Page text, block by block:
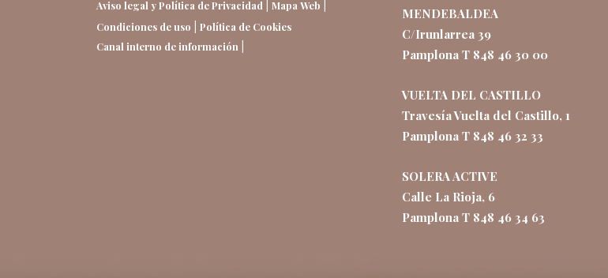
Aviso legal y Política de Privacidad Mapa Web
Condiciones de uso
Política de Cookies
Canal interno de información
MENDEBALDEA
C/Irunlarrea 39
Pamplona T 848 46 30 00
VUELTA DEL CASTILLO
Travesía Vuelta del Castillo, 1
Pamplona T 848 46 32 33
SOLERA ACTIVE
Calle La Rioja, 6
Pamplona T 848 46 34 63